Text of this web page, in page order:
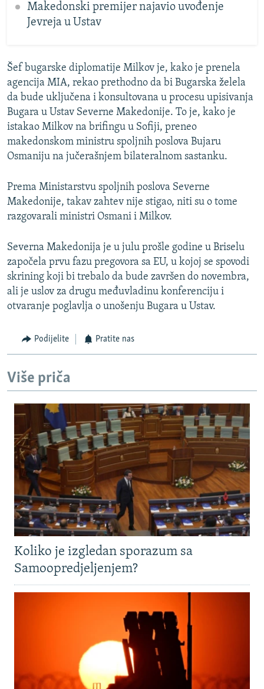
Makedonski premijer najavio uvođenje
Jevreja u Ustav
Šef bugarske diplomatije Milkov je, kako je prenela
agencija MIA, rekao prethodno da bi Bugarska želela
da bude uključena i konsultovana u procesu upisivanja
Bugara u Ustav Severne Makedonije. To je, kako je
istakao Milkov na brifingu u Sofiji, preneo
makedonskom ministru spoljnih poslova Bujaru
Osmaniju na jučerašnjem bilateralnom sastanku.
Prema Ministarstvu spoljnih poslova Severne
Makedonije, takav zahtev nije stigao, niti su o tome
razgovarali ministri Osmani i Milkov.
Severna Makedonija je u julu prošle godine u Briselu
započela prvu fazu pregovora sa EU, u kojoj se spovodi
skrining koji bi trebalo da bude završen do novembra,
ali je uslov za drugu međuvladinu konferenciju i
otvaranje poglavlja o unošenju Bugara u Ustav.
Podijelite Pratite nas
Više priča
Koliko je izgledan sporazum sa
Samoopredjeljenjem?